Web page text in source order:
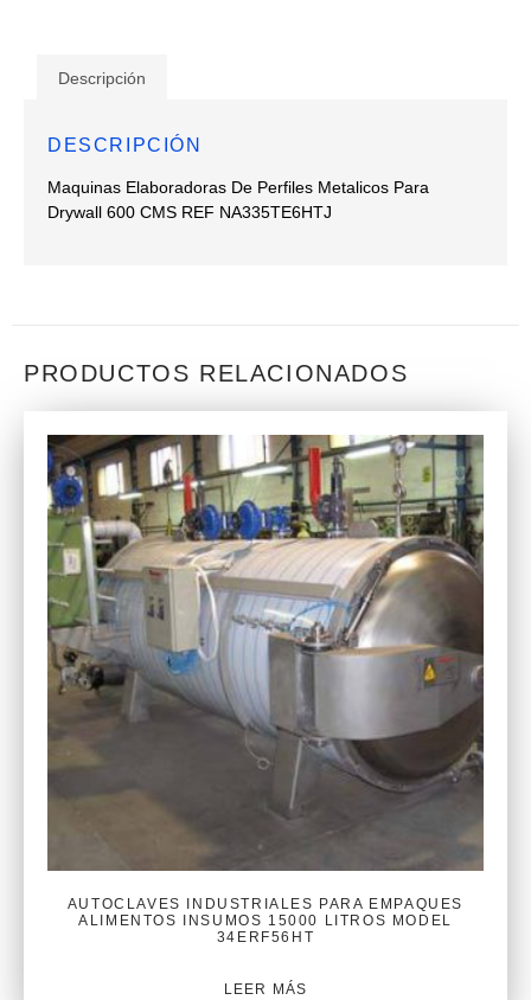
Descripción
DESCRIPCIÓN
Maquinas Elaboradoras De Perfiles Metalicos Para
Drywall 600 CMS REF NA335TE6HTJ
PRODUCTOS RELACIONADOS
AUTOCLAVES INDUSTRIALES PARA EMPAQUES
ALIMENTOS INSUMOS 15000 LITROS MODEL
34ERF56HT
LEER MÁS